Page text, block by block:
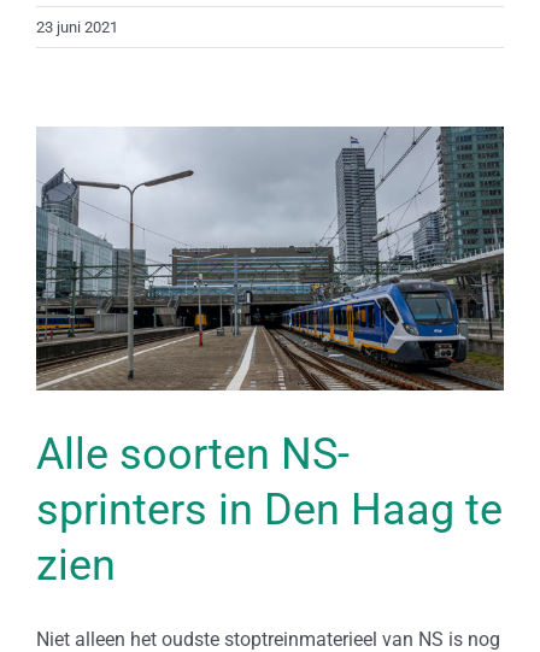
23 juni 2021
Alle soorten NS-
sprinters in Den Haag te
zien
Niet alleen het oudste stoptreinmaterieel van NS is nog